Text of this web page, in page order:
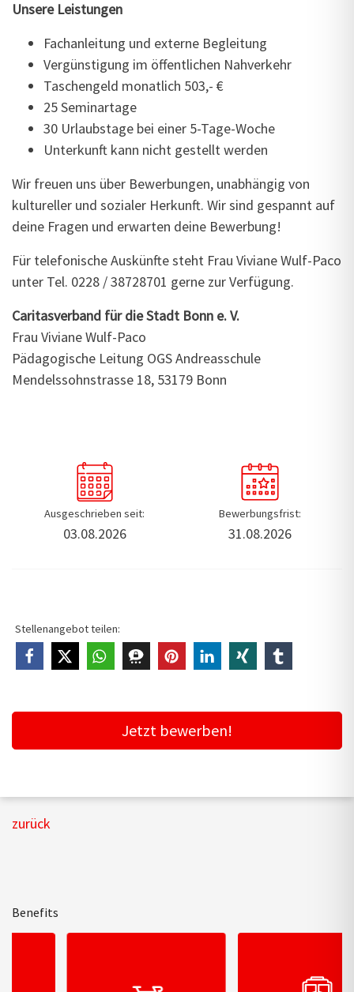
Unsere Leistungen
Fachanleitung und externe Begleitung
Vergünstigung im öffentlichen Nahverkehr
Taschengeld monatlich 503,- €
25 Seminartage
30 Urlaubstage bei einer 5-Tage-Woche
Unterkunft kann nicht gestellt werden
Wir freuen uns über Bewerbungen, unabhängig von
kultureller und sozialer Herkunft. Wir sind gespannt auf
deine Fragen und erwarten deine Bewerbung!
Für telefonische Auskünfte steht Frau Viviane Wulf-Paco
unter Tel. 0228 / 38728701 gerne zur Verfügung.
Caritasverband für die Stadt Bonn e. V.
Frau Viviane Wulf-Paco
Pädagogische Leitung OGS Andreasschule
Mendelssohnstrasse 18, 53179 Bonn
Ausgeschrieben seit:
03.08.2026
Bewerbungsfrist:
31.08.2026
Stellenangebot teilen:
Jetzt bewerben!
zurück
Benefits